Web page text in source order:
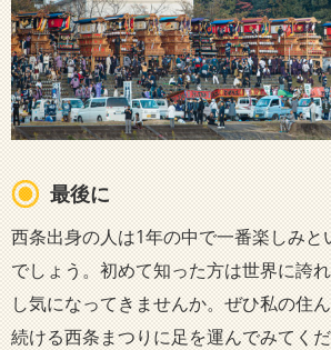
最後に
西条出身の人は1年の中で一番楽しみと
でしょう。初めて知った方は世界に誇
し気になってきませんか。ぜひ私の住
続ける西条まつりに足を運んでみてくだ